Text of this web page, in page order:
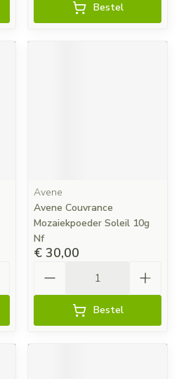
Bestel
Avene
Avene Couvrance
Mozaiekpoeder Soleil 10g
Nf
€ 30,00
Bestel